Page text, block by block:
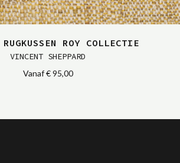
ROY COLLECTIE
VINCENT SHEPPARD
Vanaf€ 95,00